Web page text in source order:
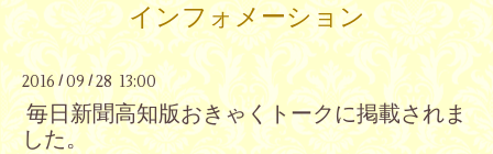
インフォメーション
2016 / 09 /28 13:00
毎日新聞高知版おきゃくトークに掲載されま
した。